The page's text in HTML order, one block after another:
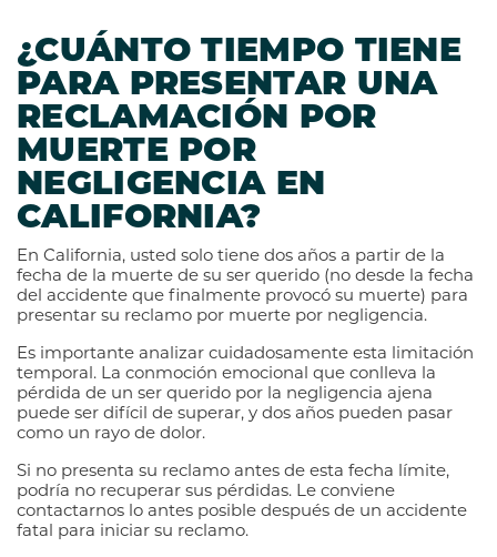
¿CUÁNTO TIEMPO TIENE
PARA PRESENTAR UNA
RECLAMACIÓN POR
MUERTE POR
NEGLIGENCIA EN
CALIFORNIA?
En California, usted solo tiene dos años a partir de la
fecha de la muerte de su ser querido (no desde la fecha
del accidente que finalmente provocó su muerte) para
presentar su reclamo por muerte por negligencia.
Es importante analizar cuidadosamente esta limitación
temporal. La conmoción emocional que conlleva la
pérdida de un ser querido por la negligencia ajena
puede ser difícil de superar, y dos años pueden pasar
como un rayo de dolor.
Si no presenta su reclamo antes de esta fecha límite,
podría no recuperar sus pérdidas. Le conviene
contactarnos lo antes posible después de un accidente
fatal para iniciar su reclamo.